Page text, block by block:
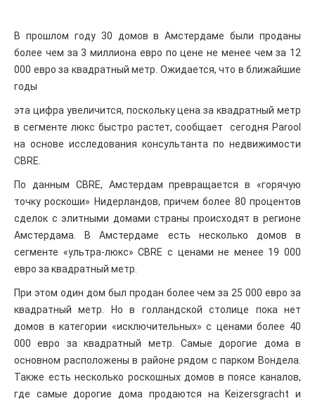
В прошлом году 30 домов в Амстердаме были проданы
более чем за 3 миллиона евро по цене не менее чем за 12
000 евро за квадратный метр. Ожидается, что в ближайшие
годы
эта цифра увеличится, поскольку цена за квадратный метр
в сегменте люкс быстро растет, сообщает сегодня Parool
на основе исследования консультанта по недвижимости
CBRE.
По данным CBRE, Амстердам превращается в «горячую
точку роскоши» Нидерландов, причем более 80 процентов
сделок с элитными домами страны происходят в регионе
Амстердама. В Амстердаме есть несколько домов в
сегменте «ультра-люкс» CBRE с ценами не менее 19 000
евро за квадратный метр.
При этом один дом был продан более чем за 25 000 евро за
квадратный метр. Но в голландской столице пока нет
домов в категории «исключительных» с ценами более 40
000 евро за квадратный метр. Самые дорогие дома в
основном расположены в районе рядом с парком Вондела.
Также есть несколько роскошных домов в поясе каналов,
где самые дорогие дома продаются на Keizersgracht и